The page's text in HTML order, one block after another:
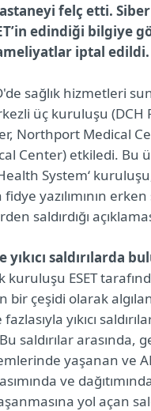
felç etti.
edindiği bilgiye
iptal edildi.
sağlık hizmetleri
üç kuruluşu (DCH
Northport Medical
Center) etkiledi. Bu
System‘ kuruluşu,
yazılımının
saldırdığı
yıkıcı saldırılarda
kuruluşu ESET
bir çeşidi olarak
yıkıcı
saldırılar arasında,
yaşanan ve
ve
yol açan